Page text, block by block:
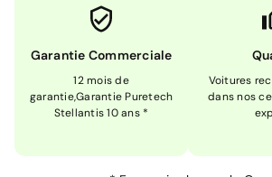
Garantie Commerciale
12 mois de
garantie,Garantie Puretech
Stellantis 10 ans *
Voitures
dans nos